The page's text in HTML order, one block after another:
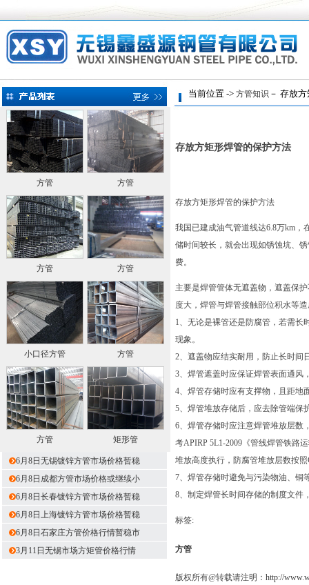
方管 方管
方管 方管
小口径方管 方管
方管 矩形管
6月8日无锡镀锌方管市场价格暂稳
6月8日成都方管市场价格或继续小
6月8日长春镀锌方管市场价格暂稳
6月8日上海镀锌方管市场价格暂稳
6月8日石家庄方管价格行情暂稳市
3月11日无锡市场方矩管价格行情
当前位置 -> 方管知识 － 存放
存放方矩形焊管的保护方法
存放方矩形焊管的保护方法
我国已建成油气管道线达6.8万km
储时间较长，就会出现如锈蚀坑、
费。
主要是焊管管体无遮盖物，遮盖保
度大，焊管与焊管接触部位积水等
1、无论是裸管还是防腐管，若需长
现象。
2、遮盖物应结实耐用，防止长时间
3、焊管遮盖时应保证焊管表面通风
4、焊管存储时应有支撑物，且距地
5、焊管堆放存储后，应去除管端保
6、焊管存储时应注意焊管堆放层数
考APIRP 5L1-2009《管线焊管铁路
堆放高度执行，防腐管堆放层数按
7、焊管存储时避免与污染物油、铜
8、制定焊管长时间存储的制度文件
标签:
方管
版权所有@转载请注明： http://